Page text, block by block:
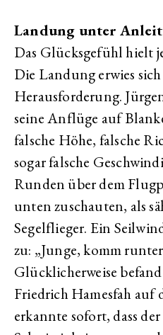
Landung unter
Das Glücksgefühl hielt
Die Landung erwies
Herausforderung.
seine Anflüge auf
falsche Höhe, falsche
sogar falsche
Runden über dem
unten zuschauten, als
Segelflieger. Ein
zu: „Junge, komm
Glücklicherweise
Friedrich Hamesfah auf
erkannte sofort, dass